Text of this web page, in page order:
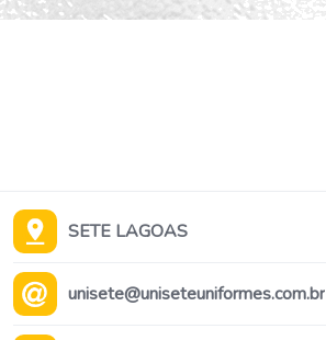
SETE LAGOAS
unisete@uniseteuniformes.com.br